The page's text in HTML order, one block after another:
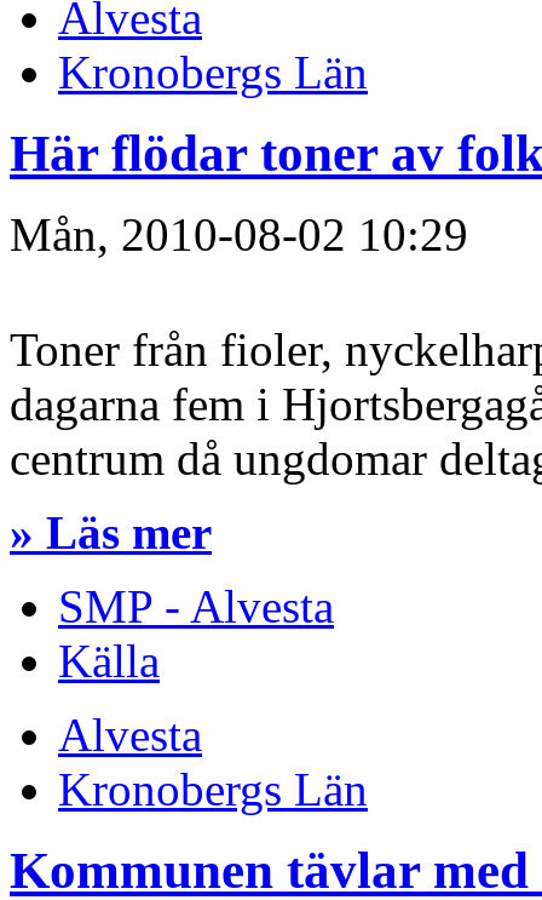
Alvesta
Kronobergs Län
Här flödar toner av
Mån, 2010-08-02 10:29
Toner från fioler,
dagarna fem i
centrum då ungdomar
» Läs mer
SMP - Alvesta
Källa
Alvesta
Kronobergs Län
Kommunen tävlar